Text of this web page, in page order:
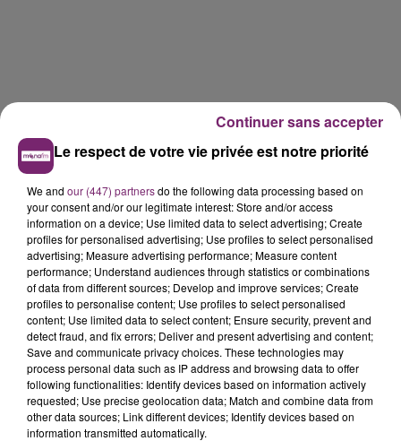
Le respect de votre vie privée est notre priorité
We and our (447) partnersdo the following data processing based on
your consent and/or our legitimate interest: Store and/or access
information on a device; Use limited data to select advertising; Create
profiles for personalised advertising; Use profiles to select personalised
advertising; Measure advertising performance; Measure content
performance; Understand audiences through statistics or combinations
of data from different sources; Develop and improve services; Create
profiles to personalise content; Use profiles to select personalised
content; Use limited data to select content; Ensure security, prevent and
detect fraud, and fix errors; Deliver and present advertising and content;
Save and communicate privacy choices. These technologies may
process personal data such as IP address and browsing data to offer
following functionalities: Identify devices based on information actively
requested; Use precise geolocation data; Match and combine data from
other data sources; Link different devices; Identify devices based on
information transmitted automatically.
Continuer sans accepter